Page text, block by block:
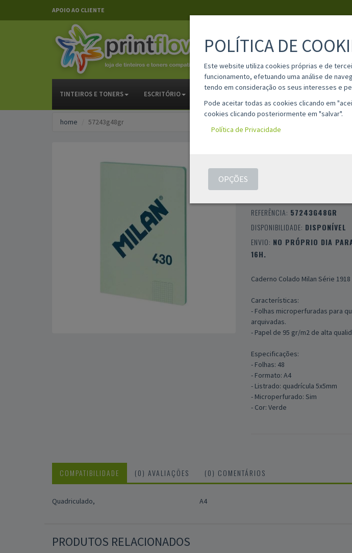
APOIO AO CLIENTE
TINTEIROS E TONERS ESCRITÓRIO MATERIAL ESCOLAR
home 57243g48gr
REFERÊNCIA: 57243G48GR
DISPONIBILIDADE: DISPONÍVEL
ENVIO: NO PRÓPRIO DIA
16H.
Caderno Colado Milan Série
Características:
- Folhas microperfuradas para
arquivadas.
- Papel de 95 gr/m2 de alta
Especificações:
- Folhas: 48
- Formato: A4
- Listrado: quadrícula 5x5mm
- Microperfurado: Sim
- Cor: Verde
COMPATIBILIDADE (0) AVALIAÇÕES (0) COMENTÁRIOS
Quadriculado, A4
PRODUTOS RELACIONADOS
POLÍTICA DE
Este website utiliza cookies próprias e de
funcionamento, efetuando uma análise de
tendo em consideração os seus interesses e
Pode aceitar todas as cookies clicando em
cookies clicando posteriormente em "salvar".
Política de Privacidade
OPÇÕES